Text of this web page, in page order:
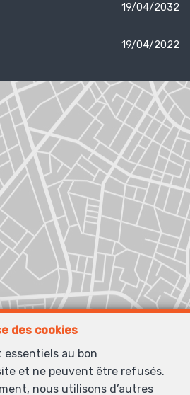
19/04/2032
19/04/2022
des cookies
essentiels au bon
et ne peuvent être refusés.
nous utilisons d’autres